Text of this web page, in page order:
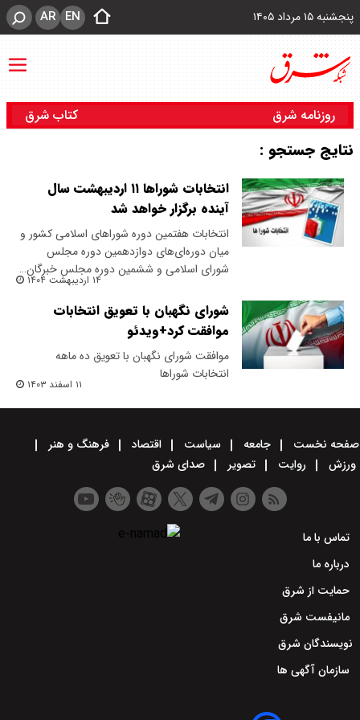
پنجشنبه ۱۵ مرداد ۱۴۰۵ EN
AR
روزنامه شرق کتاب شرق
نتایج جستجو :
انتخابات شوراها ۱۱ اردیبهشت سال
آینده برگزار خواهد شد
انتخابات هفتمین دوره شوراهای اسلامی کشور و
میان دوره‌ای‌های دوازدهمین دوره مجلس
شورای اسلامی و ششمین دوره مجلس خبرگان…
۱۴ اردیبهشت ۱۴۰۴
شورای نگهبان با تعویق انتخابات
موافقت کرد+ویدئو
موافقت شورای نگهبان با تعویق ده ماهه
انتخابات شوراها
۱۱ اسفند ۱۴۰۳
صفحه نخست جامعه سیاست اقتصاد
فرهنگ و هنر
ورزش
روایت تصویر صدای شرق
تماس با ما
درباره ما
حمایت از شرق
مانیفست شرق
نویسندگان شرق
سازمان آگهی ها